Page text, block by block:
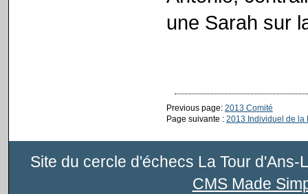
une Sarah sur
Previous page: 2013 Comité
Page suivante : 2013 Individuel de la
Site du cercle d'échecs La Tour
CMS Made